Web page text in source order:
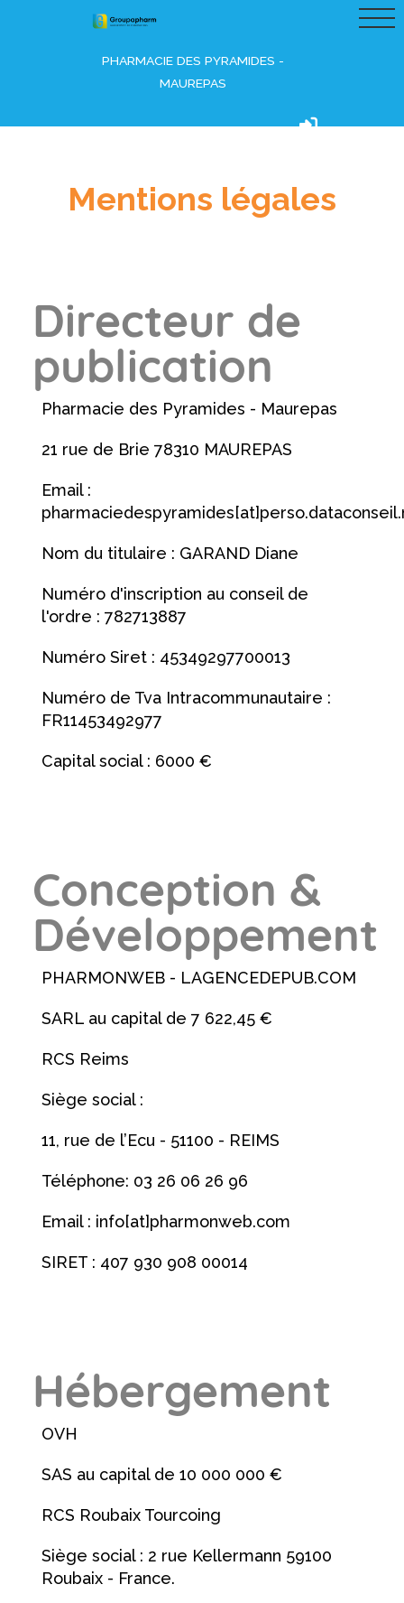
PHARMACIE DES PYRAMIDES -
MAUREPAS
Mentions légales
Directeur de
publication
Pharmacie des Pyramides - Maurepas
21 rue de Brie 78310 MAUREPAS
Email :
Nom du titulaire : GARAND Diane
Numéro d'inscription au conseil de
l'ordre : 782713887
Numéro Siret : 45349297700013
Numéro de Tva Intracommunautaire :
FR11453492977
Capital social : 6000 €
Conception &
Développement
PHARMONWEB - LAGENCEDEPUB.COM
SARL au capital de 7 622,45 €
RCS Reims
Siège social :
11, rue de l’Ecu - 51100 - REIMS
Téléphone: 03 26 06 26 96
Email : info[at]pharmonweb.com
SIRET : 407 930 908 00014
Hébergement
OVH
SAS au capital de 10 000 000 €
RCS Roubaix Tourcoing
Siège social : 2 rue Kellermann 59100
Roubaix - France.